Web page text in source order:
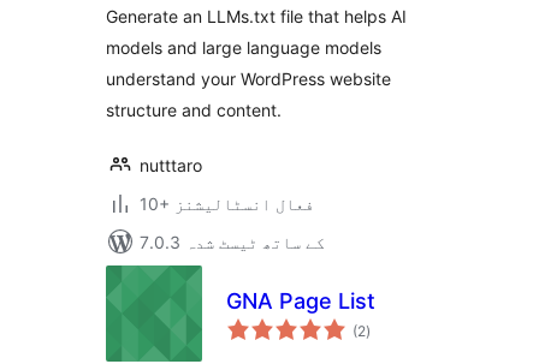
Generate an LLMs.txt file that helps AI
models and large language models
understand your WordPress website
structure and content.
nutttaro
10+ فعال انسٹالیشنز
7.0.3 کے ساتھ ٹیسٹ شدہ
GNA Page List
(2مجموعی
درجہ
)